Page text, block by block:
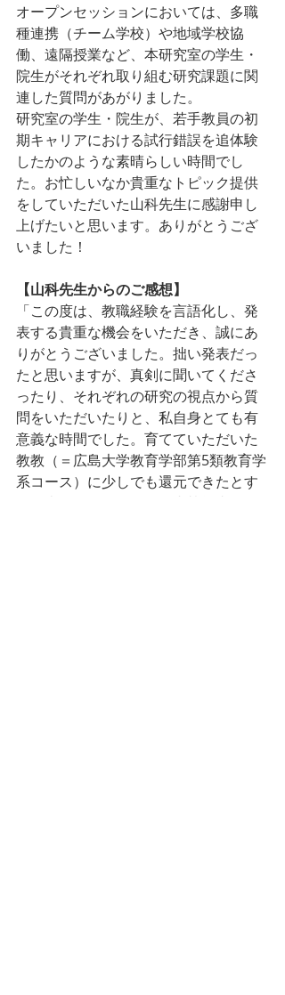
オープンセッションにおいては、多職
種連携（チーム学校）や地域学校協
働、遠隔授業など、本研究室の学生・
院生がそれぞれ取り組む研究課題に関
連した質問があがりました。
研究室の学生・院生が、若手教員の初
期キャリアにおける試行錯誤を追体験
したかのような素晴らしい時間でし
た。お忙しいなか貴重なトピック提供
をしていただいた山科先生に感謝申し
上げたいと思います。ありがとうござ
いました！
【山科先生からのご感想】
「この度は、教職経験を言語化し、発
表する貴重な機会をいただき、誠にあ
りがとうございました。拙い発表だっ
たと思いますが、真剣に聞いてくださ
ったり、それぞれの研究の視点から質
問をいただいたりと、私自身とても有
意義な時間でした。育てていただいた
教教（＝広島大学教育学部第5類教育学
系コース）に少しでも還元できたとす
れば幸いです。」（括弧内執筆者）